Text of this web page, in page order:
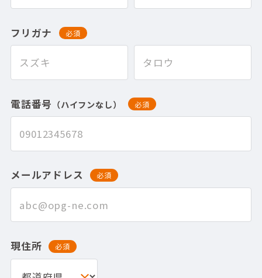
フリガナ 必須
電話番号 （ハイフンなし） 必須
メールアドレス 必須
現住所 必須